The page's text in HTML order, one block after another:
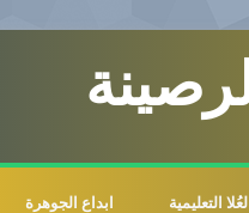
التعليمية ابداع الجوهرة